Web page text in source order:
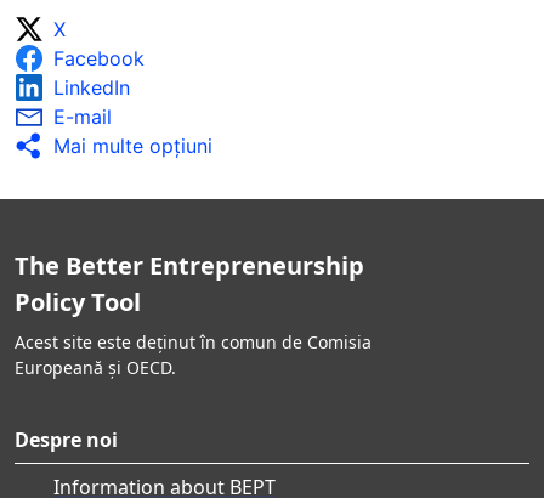
X
Facebook
LinkedIn
E-mail
Mai multe opţiuni
The Better Entrepreneurship
Policy Tool
Acest site este deținut în comun de Comisia
Europeană și OECD.
Despre noi
Information about BEPT